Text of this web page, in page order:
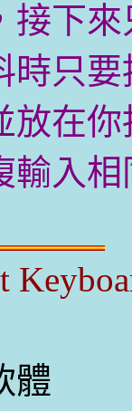
接下
時只
放在
輸入
體